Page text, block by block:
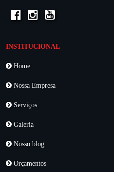
INSTITUCIONAL
Home
Nossa Empresa
Serviços
Galeria
Nosso blog
Orçamentos